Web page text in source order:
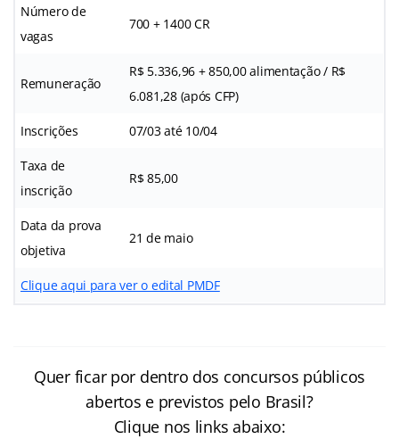
Número de
vagas
700 + 1400 CR
Remuneração
R$ 5.336,96 + 850,00 alimentação / R$
6.081,28 (após CFP)
Inscrições 07/03 até 10/04
Taxa de
inscrição
R$ 85,00
Data da prova
objetiva
21 de maio
Clique aqui para ver o edital PMDF
Quer ficar por dentro dos concursos públicos
abertos e previstos pelo Brasil?
Clique nos links abaixo: